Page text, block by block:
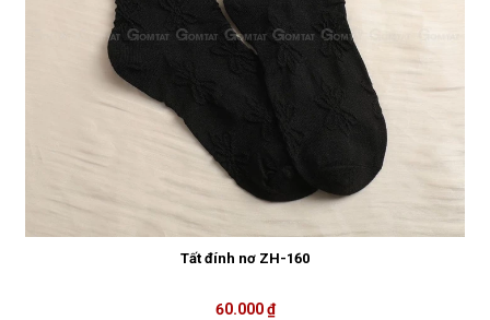
Tất đính nơ ZH-160
60.000 ₫